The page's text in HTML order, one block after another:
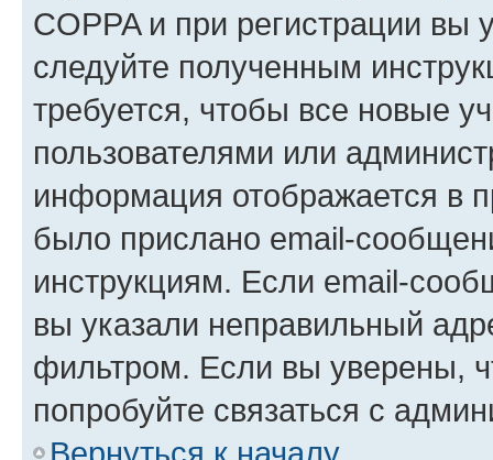
COPPA и при регистрации вы
следуйте полученным
требуется, чтобы все новые
пользователями или
информация отображается в
было прислано email-
инструкциям. Если email-
вы указали неправильный
фильтром. Если вы уверены,
попробуйте связаться с
Вернуться к началу